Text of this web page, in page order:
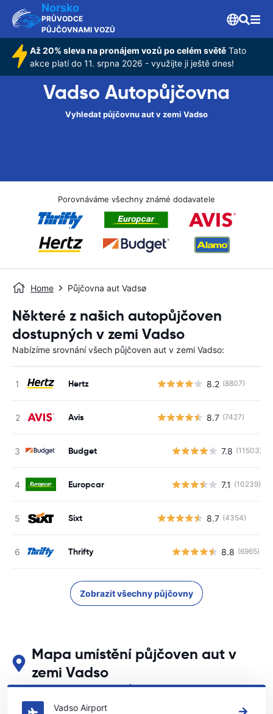
Norsko
PRŮVODCE
PŮJČOVNAMI VOZŮ
Až 20% sleva na pronájem vozů po celém světě Tato
akce platí do 11. srpna 2026 - využijte ji ještě dnes!
Vadso Autopůjčovna
Vyhledat půjčovnu aut v zemi Vadso
Porovnáváme všechny známé dodavatele
Home Půjčovna aut Vadsø
Některé z našich autopůjčoven
dostupných v zemi Vadso
Nabízíme srovnání všech půjčoven aut v zemi Vadso:
Hertz 8.2 (8807)
Avis 8.7 (7427)
Budget 7.8 (11503)
Europcar 7.1 (10239)
Sixt 8.7 (4354)
Thrifty 8.8 (6965)
Zobrazit všechny půjčovny
Mapa umístění půjčoven aut v
zemi Vadso
Podívejte se na naše hlavní půjčovny aut v zemi Vadso
Vadso Airport